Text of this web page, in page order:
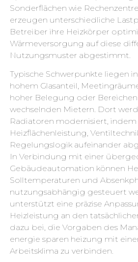
Sonderflächen wie
erzeugen unterschiedliche
Betreiber ihre Heizkörper
Wärmeversorgung auf diese
Nutzungsmuster abgestimmt.
Typische Schwerpunkte liegen
hohem Glasanteil,
hoher Belegung oder
wechselnden Mietern. Dort
Radiatoren modernisiert, indem
Heizflächenleistung,
Regelungslogik aufeinander
In Verbindung mit einer
Gebäudeautomation können
Solltemperaturen und
nutzungsabhängig gesteuert
unterstützt eine präzise
Heizleistung an den
dazu bei, die Vorgaben des
energie sparen heizung mit
Arbeitsklima zu verbinden.